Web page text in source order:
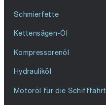
Schmierfette
Kettensägen-Öl
Kompressorenöl
Hydrauliköl
Motoröl für die Schifffahrt